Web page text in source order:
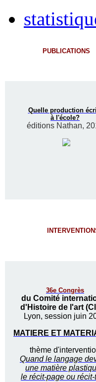
PUBLICATIONS
Quelle production
à l'école?
éditions Nathan,
36e Congrès
du Comité
d'Histoire de l'art
Lyon, session juin
MATIERE ET
thème
Quand le langage
une matière
le récit-page ou